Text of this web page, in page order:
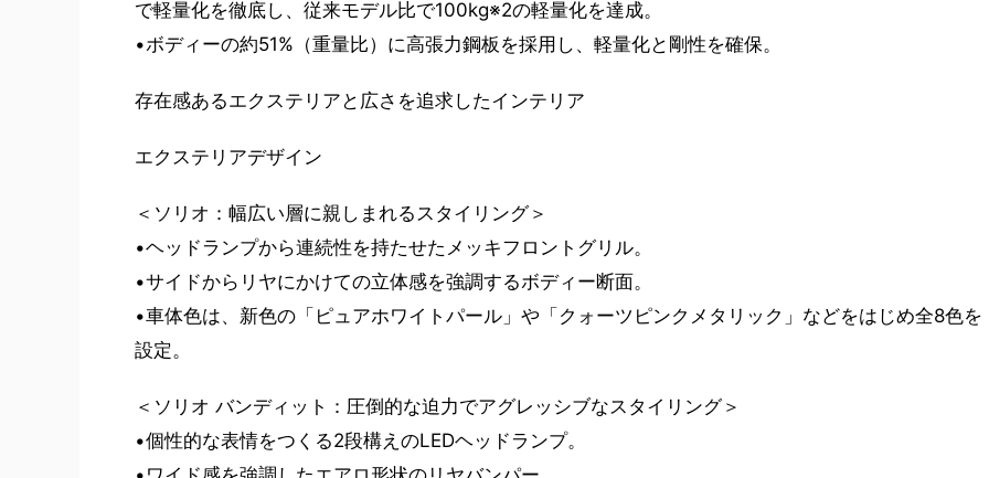
で軽量化を徹底し、従来モデル比で100kg※2の軽量化を達成。
•ボディーの約51%（重量比）に高張力鋼板を採用し、軽量化と剛性を確保。
存在感あるエクステリアと広さを追求したインテリア
エクステリアデザイン
＜ソリオ：幅広い層に親しまれるスタイリング＞
•ヘッドランプから連続性を持たせたメッキフロントグリル。
•サイドからリヤにかけての立体感を強調するボディー断面。
•車体色は、新色の「ピュアホワイトパール」や「クォーツピンクメタリック」などをはじめ全8色を
設定。
＜ソリオ バンディット：圧倒的な迫力でアグレッシブなスタイリング＞
•個性的な表情をつくる2段構えのLEDヘッドランプ。